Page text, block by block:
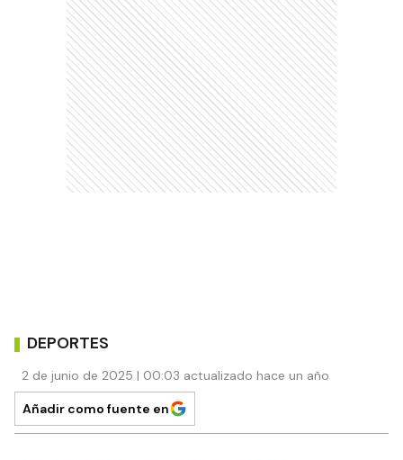
DEPORTES
2 de junio de 2025 | 00:03 actualizado hace un año
Añadir como fuente en